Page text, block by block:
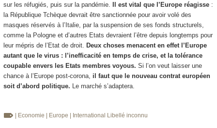
sur les réfugiés, puis sur la pandémie. Il est vital que l’Europe réagisse :
la République Tchèque devrait être sanctionnée pour avoir volé des
masques réservés à l’Italie, par la suspension de ses fonds structurels,
comme la Pologne et d’autres Etats devraient l’être depuis longtemps pour
leur mépris de l’Etat de droit. Deux choses menacent en effet l’Europe
autant que le virus : l’inefficacité en temps de crise, et la tolérance
coupable envers les Etats membres voyous. Si l’on veut laisser une
chance à l’Europe post-corona, il faut que le nouveau contrat européen
soit d’abord politique. Le marché s’adaptera.
| Economie | Europe | International Libellé inconnu